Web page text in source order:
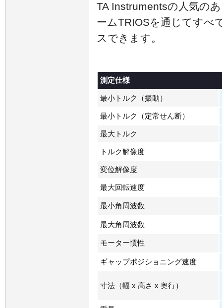
TA Instrumentsの人気の
ームTRIOSを通じてすべ
スできます。
測定仕様
最小トルク（振動）
最小トルク（定常せん断）
最大トルク
トルク解像度
変位解像度
最大回転速度
最小角周波数
最大角周波数
モーター慣性
ギャップポジショニング速度
寸法（幅 x 高さ x 奥行）